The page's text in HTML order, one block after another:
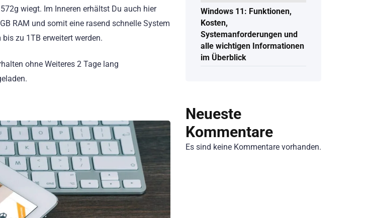
wiegt. Im Inneren erhältst Du auch hier
RAM und somit eine rasend schnelle System
zu 1TB erweitert werden.
ohne Weiteres 2 Tage lang
Windows 11: Funktionen,
Kosten,
Systemanforderungen und
alle wichtigen Informationen
im Überblick
Neueste
Kommentare
Es sind keine Kommentare vorhanden.